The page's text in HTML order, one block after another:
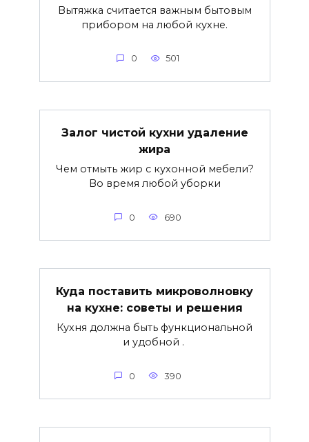
Вытяжка считается важным бытовым
прибором на любой кухне.
0 501
Залог чистой кухни удаление
жира
Чем отмыть жир с кухонной мебели?
Во время любой уборки
0 690
Куда поставить микроволновку
на кухне: советы и решения
Кухня должна быть функциональной
и удобной .
0 390